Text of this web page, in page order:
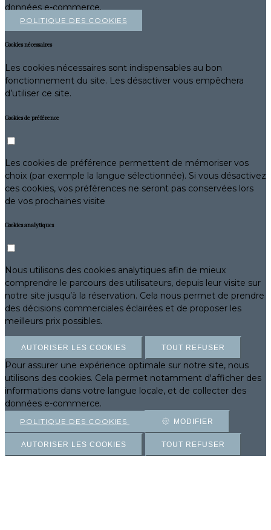
données e-commerce.
POLITIQUE DES COOKIES
Cookies nécessaires
Les cookies nécessaires sont indispensables au bon
fonctionnement du site. Les désactiver vous empêchera
d’utiliser ce site.
Cookies de préférence
Les cookies de préférence permettent de mémoriser vos
choix (par exemple la langue sélectionnée). Si vous désactivez
ces cookies, vos préférences ne seront pas conservées lors
de vos prochaines visite
Cookies analytiques
Nous utilisons des cookies analytiques afin de mieux
comprendre le parcours des utilisateurs, depuis leur visite sur
notre site jusqu’à la réservation. Cela nous permet de prendre
des décisions commerciales éclairées et de proposer les
meilleurs prix possibles.
AUTORISER LES COOKIES TOUT REFUSER
Pour assurer une expérience optimale sur notre site, nous
utilisons des cookies. Cela permet notamment d'afficher des
informations dans votre langue locale, et de collecter des
données e-commerce.
POLITIQUE DES COOKIES MODIFIER
AUTORISER LES COOKIES TOUT REFUSER